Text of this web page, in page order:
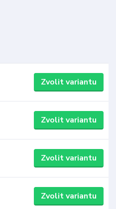
Zvolit variantu
Zvolit variantu
Zvolit variantu
Zvolit variantu